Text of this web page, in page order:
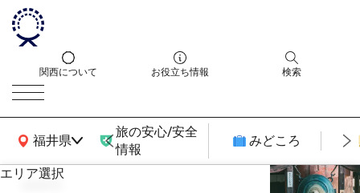
関西について お役立ち情報 検索
福井県
関西広域MAP
旅の安心/安全
情報
みどころ
エリア選択
エ
search